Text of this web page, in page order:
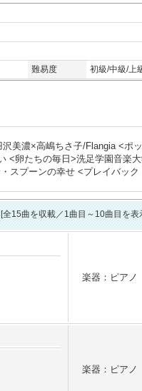
難易度 初級/中級/上
美濃×高嶋ちさ子/Flangia <ポ
<卵たちの毎日>洗足学園音楽
スプーンの幸せ <プレイバッ
[全15曲を収載／1曲目～10曲目を表
楽器：ピアノ
楽器：ピアノ